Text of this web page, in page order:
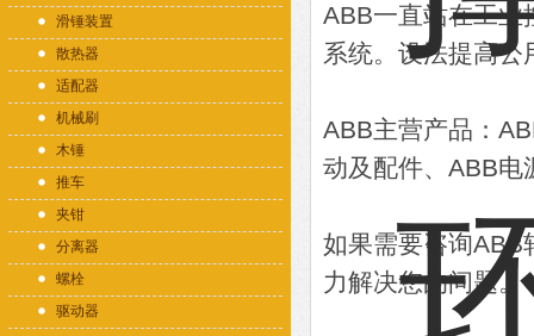
滑锤装置
散热器
适配器
机械刷
木锤
推车
夹钳
分离器
螺栓
驱动器
ABB一直站在工业
系统。设法提高
ABB主营产品：
动及配件、ABB电
如果需要咨询ABB
力解决您的问题。